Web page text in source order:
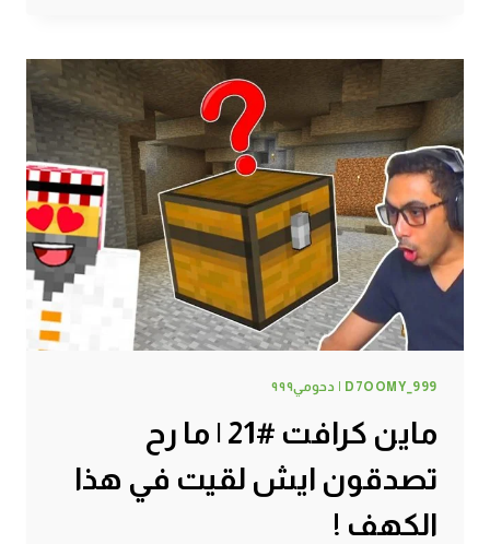
للموارد
D7OOMY_999 | دحومي٩٩٩
ماين كرافت #21 | ما رح
تصدقون ايش لقيت في هذا
الكهف !